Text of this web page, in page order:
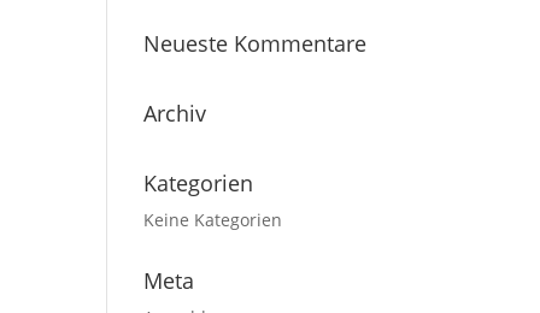
Neueste Kommentare
Archiv
Kategorien
Keine Kategorien
Meta